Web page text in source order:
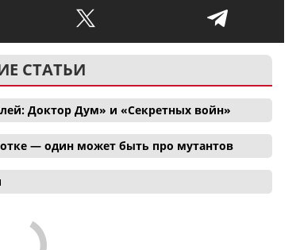
СТАТЬИ
Доктор Дум» и «Секретных войн»
— один может быть про мутантов